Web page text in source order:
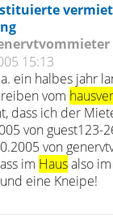
15:13
ein halbes jahr
vom
dass ich der
von guest123-
von
im Hausalso
eine Kneipe!